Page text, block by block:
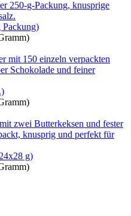
Packung)
g)